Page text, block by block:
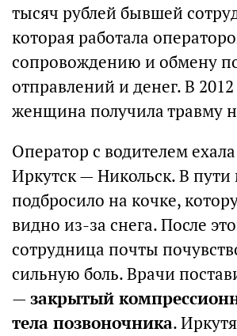
тысяч рублей бывшей
которая работала
сопровождению и обмену
отправлений и денег. В 2012
женщина получила травму
Оператор с водителем
Иркутск — Никольск. В
подбросило на кочке,
видно из-за снега. После
сотрудница почты
сильную боль. Врачи
—закрытый
тела позвоночника.